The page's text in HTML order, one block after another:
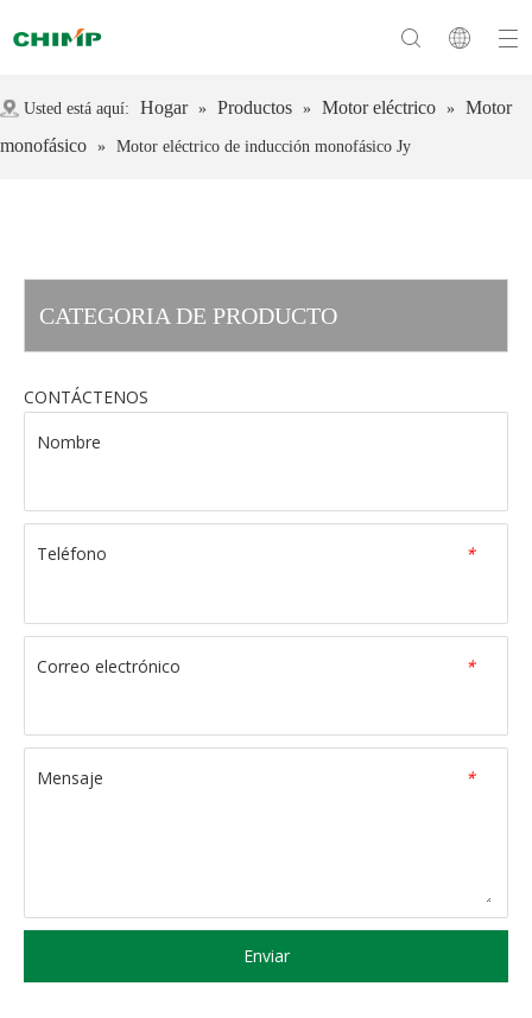
Usted está aquí: Hogar » Productos » Motor eléctrico » Motor
monofásico » Motor eléctrico de inducción monofásico Jy
CATEGORIA DE PRODUCTO
CONTÁCTENOS
Nombre
*
Teléfono
*
Correo electrónico
*
Mensaje
Enviar